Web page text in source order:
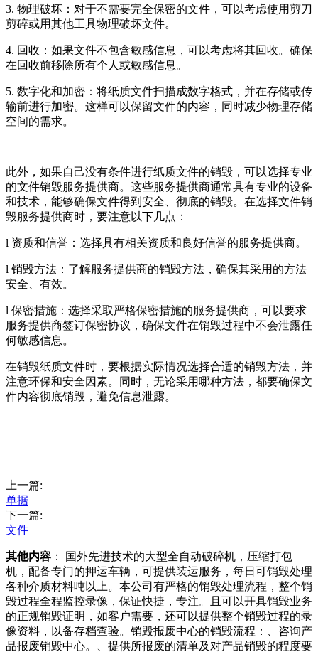
3. 物理破坏：对于不需要完全保密的文件，可以考虑使用剪刀
剪碎或用其他工具物理破坏文件。
4. 回收：如果文件不包含敏感信息，可以考虑将其回收。确保
在回收前移除所有个人或敏感信息。
5. 数字化和加密：将纸质文件扫描成数字格式，并在存储或传
输前进行加密。这样可以保留文件的内容，同时减少物理存储
空间的需求。
此外，如果自己没有条件进行纸质文件的销毁，可以选择专业
的文件销毁服务提供商。这些服务提供商通常具有专业的设备
和技术，能够确保文件得到安全、彻底的销毁。在选择文件销
毁服务提供商时，要注意以下几点：
l 资质和信誉：选择具有相关资质和良好信誉的服务提供商。
l 销毁方法：了解服务提供商的销毁方法，确保其采用的方法
安全、有效。
l 保密措施：选择采取严格保密措施的服务提供商，可以要求
服务提供商签订保密协议，确保文件在销毁过程中不会泄露任
何敏感信息。
在销毁纸质文件时，要根据实际情况选择合适的销毁方法，并
注意环保和安全因素。同时，无论采用哪种方法，都要确保文
件内容彻底销毁，避免信息泄露。
上一篇:
单据
下一篇:
文件
其他内容 ： 国外先进技术的大型全自动破碎机，压缩打包
机，配备专门的押运车辆，可提供装运服务，每日可销毁处理
各种介质材料吨以上。本公司有严格的销毁处理流程，整个销
毁过程全程监控录像，保证快捷，专注。且可以开具销毁业务
的正规销毁证明，如客户需要，还可以提供整个销毁过程的录
像资料，以备存档查验。销毁报废中心的销毁流程：、咨询产
品报废销毁中心。、提供所报废的清单及对产品销毁的程度要